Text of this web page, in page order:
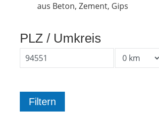
aus Beton, Zement, Gips
PLZ / Umkreis